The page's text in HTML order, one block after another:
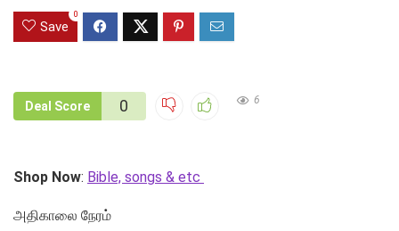
Save
0
Deal Score 0 6
Shop Now: Bible, songs & etc
அதிகாலை நேரம்